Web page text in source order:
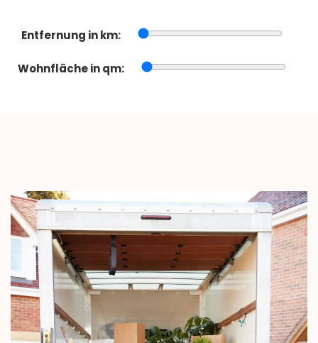
Entfernung in km:
Wohnfläche in qm: